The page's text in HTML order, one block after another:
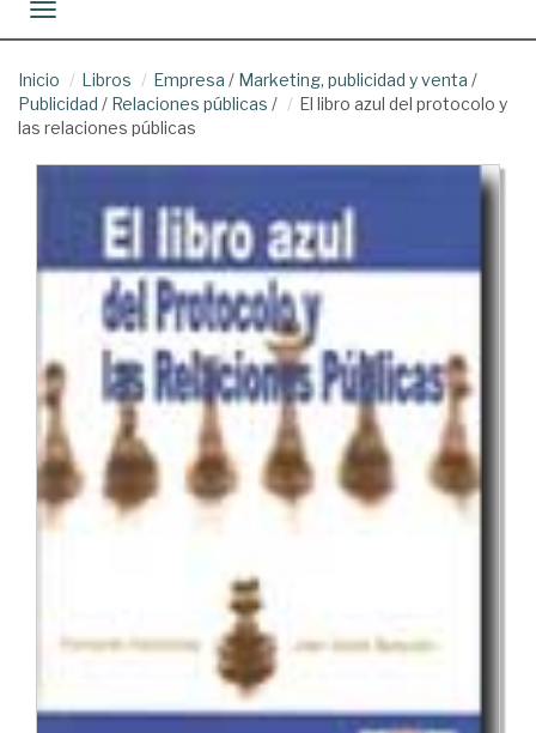
Toggle navigation
Inicio Libros Empresa / Marketing, publicidad y venta /
Publicidad / Relaciones públicas /
El libro azul del protocolo y
las relaciones públicas